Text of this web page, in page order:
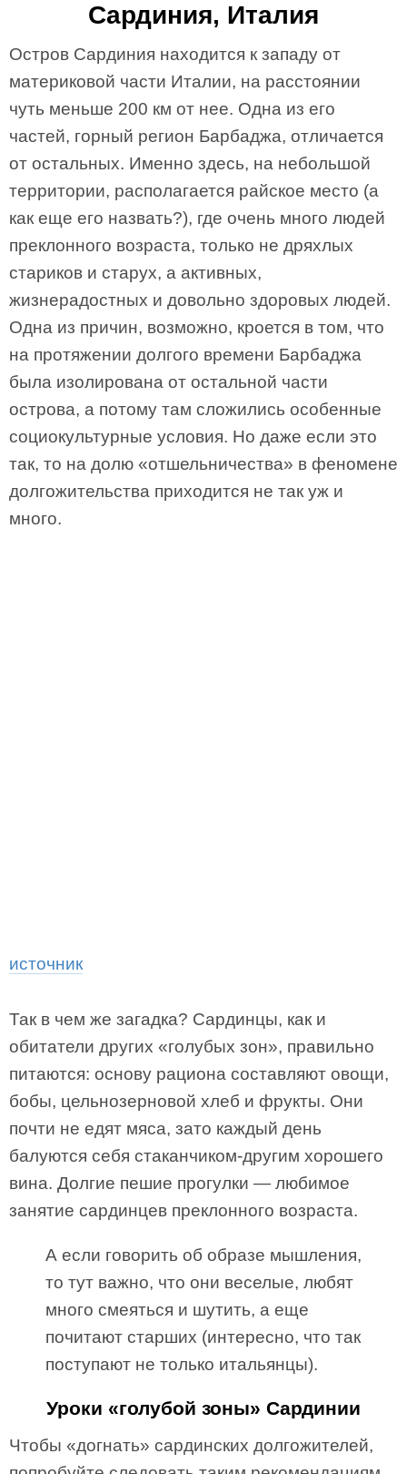
Сардиния, Италия
Остров Сардиния находится к западу от
материковой части Италии, на расстоянии
чуть меньше 200 км от нее. Одна из его
частей, горный регион Барбаджа, отличается
от остальных. Именно здесь, на небольшой
территории, располагается райское место (а
как еще его назвать?), где очень много людей
преклонного возраста, только не дряхлых
стариков и старух, а активных,
жизнерадостных и довольно здоровых людей.
Одна из причин, возможно, кроется в том, что
на протяжении долгого времени Барбаджа
была изолирована от остальной части
острова, а потому там сложились особенные
социокультурные условия. Но даже если это
так, то на долю «отшельничества» в феномене
долгожительства приходится не так уж и
много.
источник
Так в чем же загадка? Сардинцы, как и
обитатели других «голубых зон», правильно
питаются: основу рациона составляют овощи,
бобы, цельнозерновой хлеб и фрукты. Они
почти не едят мяса, зато каждый день
балуются себя стаканчиком-другим хорошего
вина. Долгие пешие прогулки — любимое
занятие сардинцев преклонного возраста.
А если говорить об образе мышления,
то тут важно, что они веселые, любят
много смеяться и шутить, а еще
почитают старших (интересно, что так
поступают не только итальянцы).
Уроки «голубой зоны» Сардинии
Чтобы «догнать» сардинских долгожителей,